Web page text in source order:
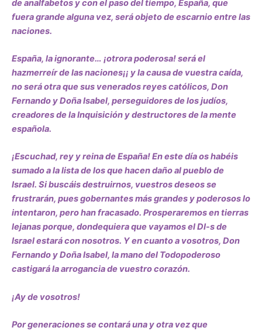
de analfabetos y con el paso del tiempo, España, que
fuera grande alguna vez, será objeto de escarnio entre las
naciones.
España, la ignorante… ¡otrora poderosa! será el
hazmerreír de las naciones¡¡ y la causa de vuestra caída,
no será otra que sus venerados reyes católicos, Don
Fernando y Doña Isabel, perseguidores de los judíos,
creadores de la Inquisición y destructores de la mente
española.
¡Escuchad, rey y reina de España! En este día os habéis
sumado a la lista de los que hacen daño al pueblo de
Israel. Si buscáis destruirnos, vuestros deseos se
frustrarán, pues gobernantes más grandes y poderosos lo
intentaron, pero han fracasado. Prosperaremos en tierras
lejanas porque, dondequiera que vayamos el DI-s de
Israel estará con nosotros. Y en cuanto a vosotros, Don
Fernando y Doña Isabel, la mano del Todopoderoso
castigará la arrogancia de vuestro corazón.
¡Ay de vosotros!
Por generaciones se contará una y otra vez que